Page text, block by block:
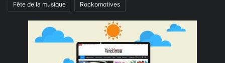
Fête de la musique Rockomotives